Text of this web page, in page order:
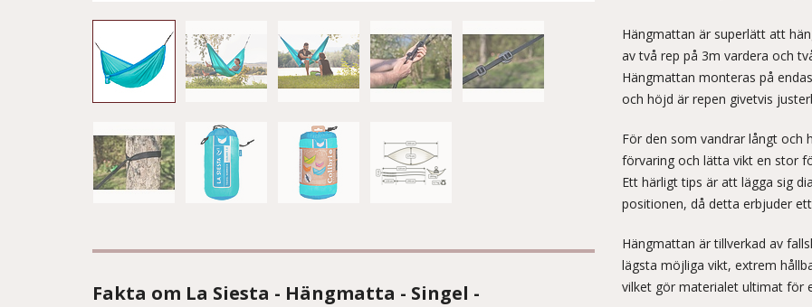
Fakta om La Siesta - Hängmatta - Singel -
Hängmattan är superlätt att
av två rep på 3m vardera och
Hängmattan monteras på
och höjd är repen givetvis
För den som vandrar långt och
förvaring och lätta vikt en stor
Ett härligt tips är att lägga sig
positionen, då detta erbjuder
Hängmattan är tillverkad av
lägsta möjliga vikt, extrem
vilket gör materialet ultimat för